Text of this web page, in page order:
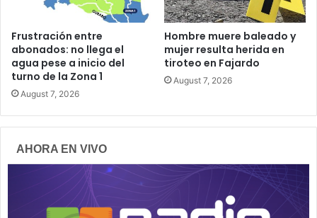
Frustración entre
abonados: no llega el
agua pese a inicio del
turno de la Zona 1
August 7, 2026
Hombre muere baleado y
mujer resulta herida en
tiroteo en Fajardo
August 7, 2026
AHORA EN VIVO